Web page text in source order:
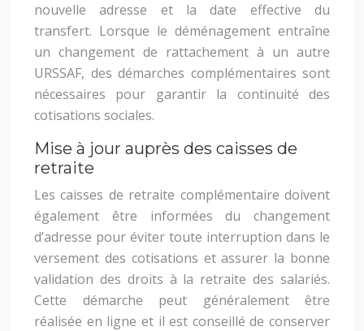
nouvelle adresse et la date effective du
transfert. Lorsque le déménagement entraîne
un changement de rattachement à un autre
URSSAF, des démarches complémentaires sont
nécessaires pour garantir la continuité des
cotisations sociales.
Mise à jour auprès des caisses de
retraite
Les caisses de retraite complémentaire doivent
également être informées du changement
d’adresse pour éviter toute interruption dans le
versement des cotisations et assurer la bonne
validation des droits à la retraite des salariés.
Cette démarche peut généralement être
réalisée en ligne et il est conseillé de conserver